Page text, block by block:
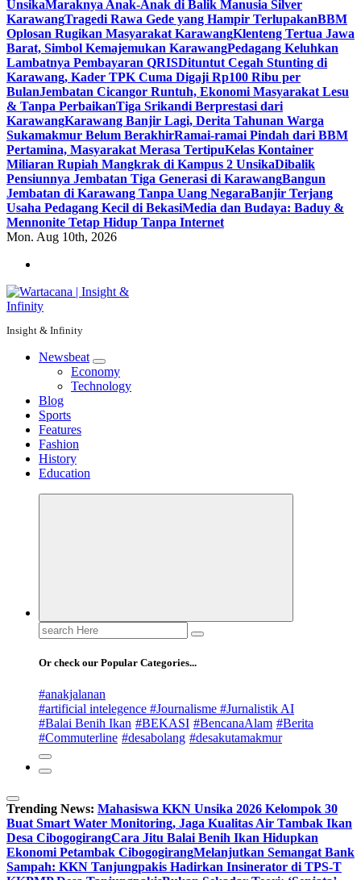
UnsikaMaraknya Anak-Anak di Balik Manusia Silver
KarawangTragedi Rawa Gede yang Hampir TerlupakanBBM
Oplosan Rugikan Masyarakat KarawangKlenteng Tertua Jawa
Barat, Simbol Kemajemukan KarawangPedagang Keluhkan
Lambatnya Pembayaran QRISDituntut Cegah Stunting di
Karawang, Kader TPK Cuma Digaji Rp100 Ribu per
BulanJembatan Cicangor Runtuh, Ekonomi Masyarakat Lesu
& Tanpa PerbaikanTiga Srikandi Berprestasi dari
KarawangKarawang Banjir Lagi, Derita Tahunan Warga
Sukamakmur Belum BerakhirRamai-ramai Pindah dari BBM
Pertamina, Masyarakat Merasa TertipuKelas Kontainer
Miliaran Rupiah Mangkrak di Kampus 2 UnsikaDibalik
Pensiunnya Jembatan Tiga Generasi di KarawangBangun
Jembatan di Karawang Tanpa Uang NegaraBanjir Terjang
Usaha Pedagang Kecil di BekasiMedia dan Budaya: Baduy &
Mennonite Tetap Hidup Tanpa Internet
Mon. Aug 10th, 2026
Insight & Infinity
Newsbeat
Economy
Technology
Blog
Sports
Features
Fashion
History
Education
Search
for:
Or check our Popular Categories...
#anakjalanan
#artificial intelegence #Journalisme #Jurnalistik AI
#Balai Benih Ikan #BEKASI #BencanaAlam #Berita
#Commuterline #desabolang #desakutamakmur
Trending News: Mahasiswa KKN Unsika 2026 Kelompok 30
Buat Smart Water Monitoring, Jaga Kualitas Air Tambak Ikan
Desa CibogogirangCara Jitu Balai Benih Ikan Hidupkan
Ekonomi Petambak CibogogirangMelanjutkan Semangat Bank
Sampah: KKN Tanjungpakis Hadirkan Insinerator di TPS-T